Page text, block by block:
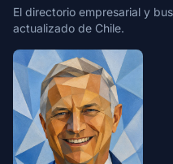
El directorio empresarial y
actualizado de Chile.